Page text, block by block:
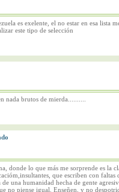
es exelente, el no estar en esa lista
este tipo de selección
nada brutos de mierda..........
donde lo que más me sorprende es la
que escriben con
una humanidad hecha de gente
no piense igual. Enseñen, y no